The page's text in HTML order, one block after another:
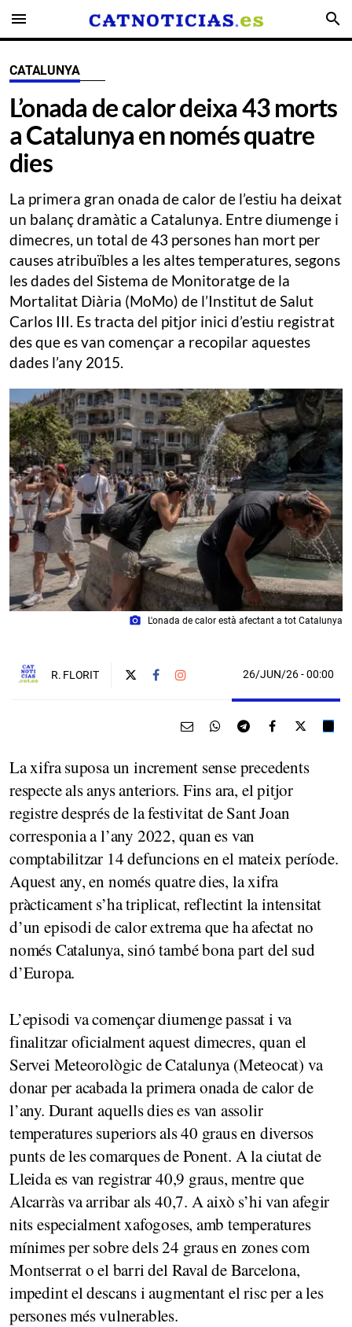
menu search
CATALUNYA
L’onada de calor deixa 43 morts
a Catalunya en només quatre
dies
La primera gran onada de calor de l’estiu ha deixat
un balanç dramàtic a Catalunya. Entre diumenge i
dimecres, un total de 43 persones han mort per
causes atribuïbles a les altes temperatures, segons
les dades del Sistema de Monitoratge de la
Mortalitat Diària (MoMo) de l’Institut de Salut
Carlos III. Es tracta del pitjor inici d’estiu registrat
des que es van començar a recopilar aquestes
dades l’any 2015.
photo_camera L'onada de calor està afectant a tot Catalunya
R. FLORIT 26/JUN/26- 00:00
La xifra suposa un increment sense precedents
respecte als anys anteriors. Fins ara, el pitjor
registre després de la festivitat de Sant Joan
corresponia a l’any 2022, quan es van
comptabilitzar 14 defuncions en el mateix període.
Aquest any, en només quatre dies, la xifra
pràcticament s’ha triplicat, reflectint la intensitat
d’un episodi de calor extrema que ha afectat no
només Catalunya, sinó també bona part del sud
d’Europa.
L’episodi va començar diumenge passat i va
finalitzar oficialment aquest dimecres, quan el
Servei Meteorològic de Catalunya (Meteocat) va
donar per acabada la primera onada de calor de
l’any. Durant aquells dies es van assolir
temperatures superiors als 40 graus en diversos
punts de les comarques de Ponent. A la ciutat de
Lleida es van registrar 40,9 graus, mentre que
Alcarràs va arribar als 40,7. A això s’hi van afegir
nits especialment xafogoses, amb temperatures
mínimes per sobre dels 24 graus en zones com
Montserrat o el barri del Raval de Barcelona,
impedint el descans i augmentant el risc per a les
persones més vulnerables.